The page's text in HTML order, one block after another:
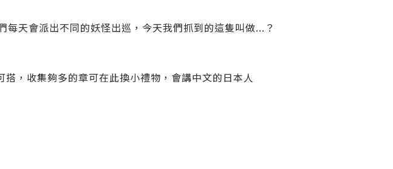
天會派出不同的妖怪出巡，今天我們抓到的這隻叫做...？
，收集夠多的章可在此換小禮物，會講中文的日本人